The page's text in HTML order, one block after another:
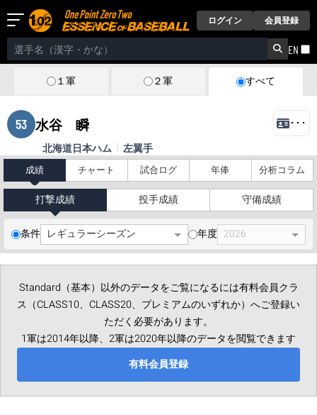
ログイン 会員登録
EN
１軍 ２軍 すべて
53 水谷 瞬
北海道日本ハム 左翼手
･･･
成績 チャート 試合ログ 年俸 分析コラム
打撃成績 投手成績 守備成績
条件 年度
Standard（基本）以外のデータをご覧になるには有料会員クラ
ス（CLASS10、CLASS20、プレミアムのいずれか）へご登録い
ただく必要があります。
1軍は2014年以降、2軍は2020年以降のデータを閲覧できます
有料会員登録